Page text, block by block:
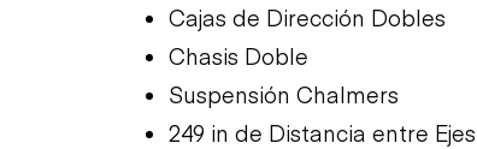
Cajas de Dirección Dobles
Chasis Doble
Suspensión Chalmers
249 in de Distancia entre Ejes